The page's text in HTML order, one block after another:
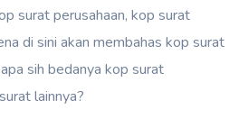
surat perusahaan, kop surat
di sini akan membahas kop surat
sih bedanya kop surat
lainnya?